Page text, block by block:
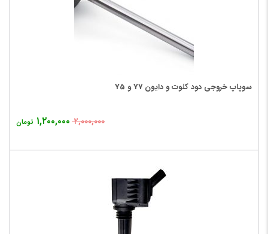
سوپاپ خروجی دود کلوت و دایون Y7 و Y5
۲,۰۰۰,۰۰۰ ۱,۲۰۰,۰۰۰ تومان